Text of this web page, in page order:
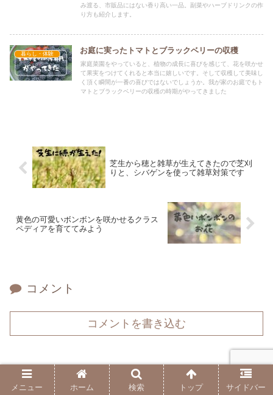
み渡る、市販品にはない香り高い一品。副菜やハーブドリンクの作
り方も紹介します。
暮らし・体験 お庭に実ったトマトとブラックベリーの収穫
家庭菜園をやっていると、植物の成長に喜びを感じて、花を咲かせ
て果実をつけてくれると本当に嬉しいです。そして収穫して美味し
く頂く瞬間が一番の喜びではないでしょうか。我が家のお庭でもト
マトとブラックベリーの収穫の時期がやってきました
芝生から穂と雑草が生えてきたので芝刈
りと、シバゲンを使って雑草対策です
黄色の可愛いボンボンを咲かせるクラス
ペディアを育ててみよう
コメント
コメントを書き込む
ホーム
暮らし・体験
メニュー
ホーム 検索 トップ サイドバー